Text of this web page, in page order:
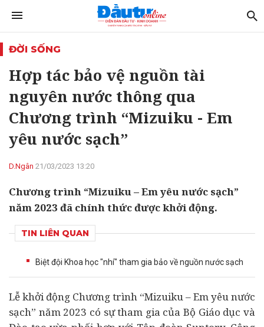
ĐỜI SỐNG
Hợp tác bảo vệ nguồn tài
nguyên nước thông qua
Chương trình “Mizuiku - Em
yêu nước sạch”
D.Ngân 21/03/2023 13:20
Chương trình “Mizuiku – Em yêu nước sạch”
năm 2023 đã chính thức được khởi động.
TIN LIÊN QUAN
Biệt đội Khoa học "nhí" tham gia bảo về nguồn nước sạch
Lễ khởi động Chương trình “Mizuiku – Em yêu nước
sạch” năm 2023 có sự tham gia của Bộ Giáo dục và